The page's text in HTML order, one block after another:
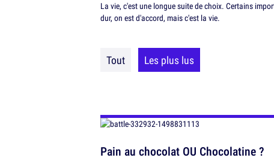
La vie, c'est une longue suite de choix. Certains
dur, on est d'accord, mais c'est la vie.
Tout Les plus lus
Pain au chocolat OU Chocolatine ?